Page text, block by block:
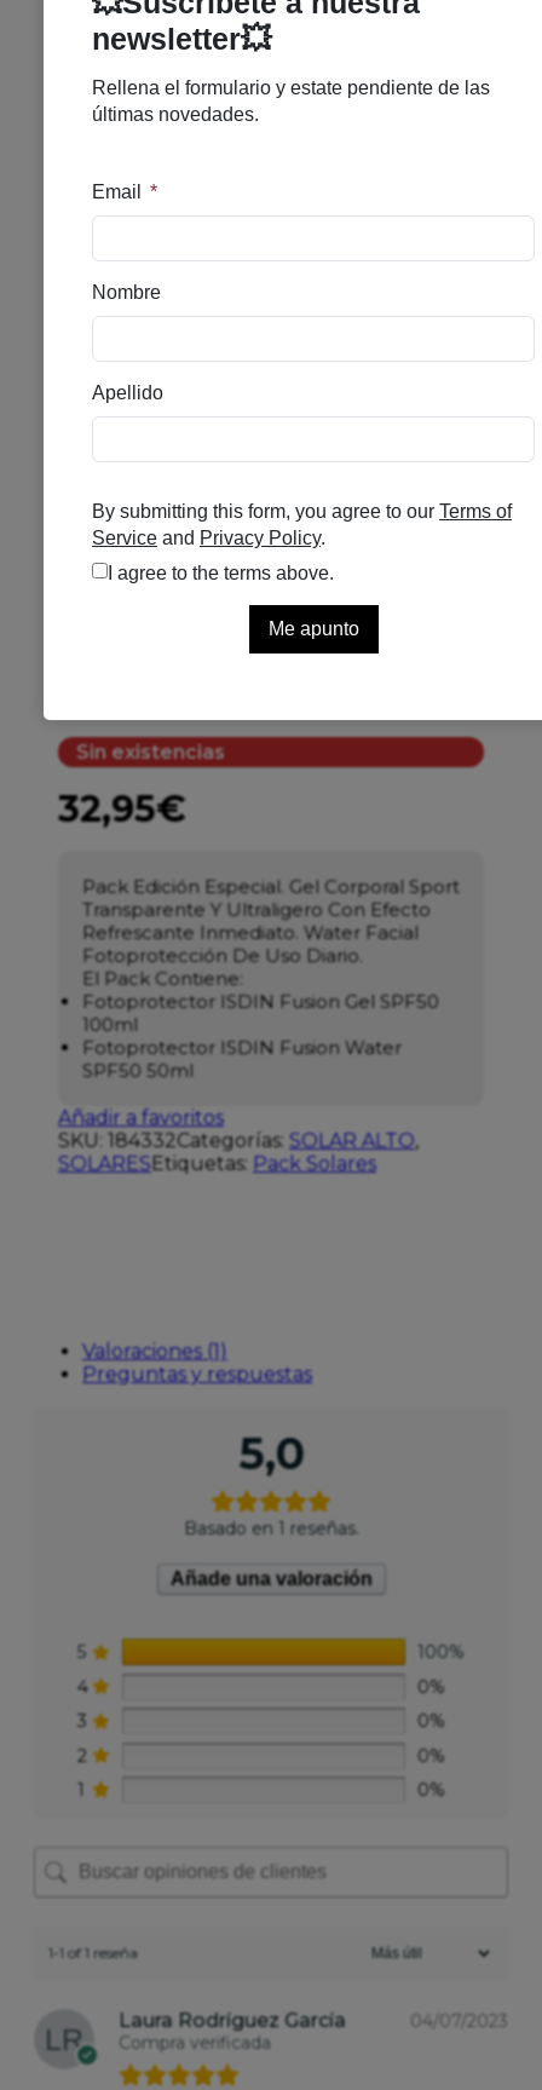
ISDIN FOTOP PACK SPORT
FUS WAT+FUS GEL
de 5 en base a1
Sin existencias
32,95€
Pack Edición Especial. Gel Corporal Sport
Transparente Y Ultraligero Con Efecto
Refrescante Inmediato. Water Facial
Fotoprotección De Uso Diario.
El Pack Contiene:
Fotoprotector ISDIN Fusion Gel SPF50
100ml
Fotoprotector ISDIN Fusion Water
SPF50 50ml
Añadir a favoritos
SKU: 184332Categorías: SOLAR ALTO,
SOLARESEtiquetas: Pack Solares
Valoraciones (1)
Preguntas y respuestas
5,0
Basado en 1 reseñas.
Añade una valoración
5
100%
4
0%
3
0%
2
0%
1
0%
1-1 of 1 reseña
Laura Rodríguez García
Compra verificada
04/07/2023